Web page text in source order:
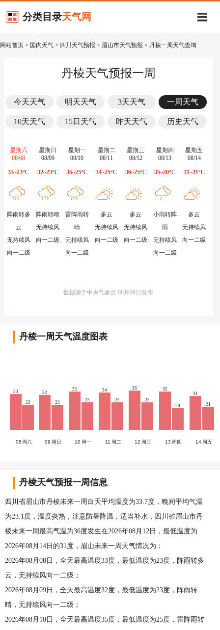
分类目录天气网
网站首页 > 国内天气 > 四川天气预报 > 眉山市天气预报 > 丹棱一周天气查询
丹棱天气预报一周
今天天气 明天天气 3天天气 一周天气
10天天气 15日天气 昨天天气 历史天气
星期六
08/08
33~23°C
阵雨转多
云
无持续风
向一二级
星期日
08/09
32~23°C
阵雨转晴
无持续风
向一二级
星期一
08/10
35~25°C
雷阵雨转
晴
无持续风
向一二级
星期二
08/11
34~25°C
多云
无持续风
向一二级
星期三
08/12
36~25°C
多云
无持续风
向一二级
星期四
08/13
35~20°C
小雨转阵
雨
无持续风
向一二级
星期五
08/14
31~21°C
多云
无持续风
向一二级
数据源于中央气象台 08月08日发布
丹棱一周天气温度图表
33
08
23
周六
32
09
23
周日
35
10
25
周一
34
11
25
周二
36
12
25
周三
35
13
20
周四
31
14
21
周五
丹棱天气预报一周信息
四川省眉山市丹棱未来一周白天平均温度为33.7度，晚间平均气温
为23.1度，温度炎热，注意防暑降温，适当补水，四川省眉山市丹
棱未来一周最高气温为36度发生在2026年08月12日，最低温度为
2026年08月14日的31度，眉山未来一周天气情况为：
2026年08月08日，全天最高温度33度，最低温度为23度，阵雨转多
云，无持续风向一二级；
2026年08月09日，全天最高温度32度，最低温度为23度，阵雨转
晴，无持续风向一二级；
2026年08月10日，全天最高温度35度，最低温度为25度，雷阵雨转